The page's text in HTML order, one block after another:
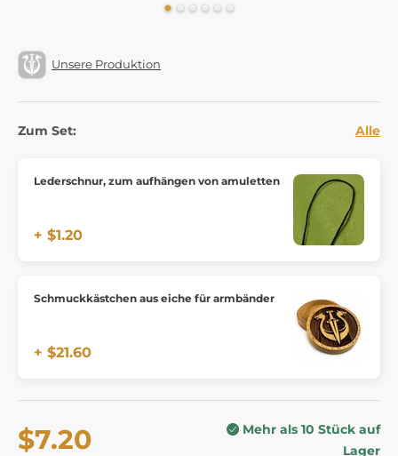
Unsere Produktion
Zum Set: Alle
Lederschnur, zum aufhängen von amuletten
+ $1.20
Schmuckkästchen aus eiche für armbänder
+ $21.60
$7.20
Mehr als 10 Stück auf
Lager